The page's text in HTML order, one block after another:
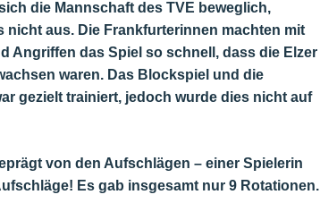
die Mannschaft des TVE beweglich,
nicht aus. Die Frankfurterinnen machten mit
Angriffen das Spiel so schnell, dass die Elzer
waren. Das Blockspiel und die
gezielt trainiert, jedoch wurde dies nicht auf
von den Aufschlägen – einer Spielerin
Es gab insgesamt nur 9 Rotationen.